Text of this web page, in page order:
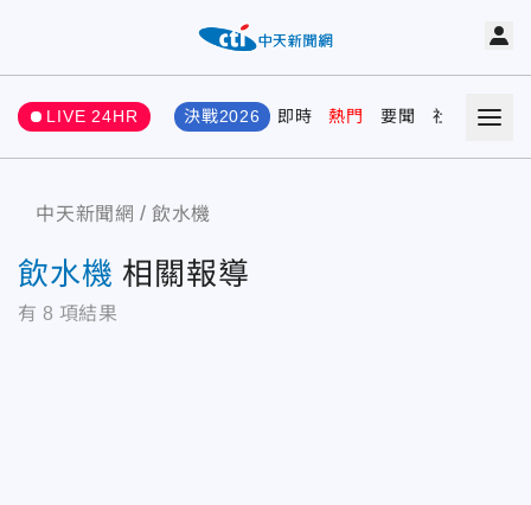
LIVE 24HR 決戰2026 即時 熱門 要聞 社會 娛樂
中天新聞網 飲水機
飲水機 相關報導
有 8 項結果